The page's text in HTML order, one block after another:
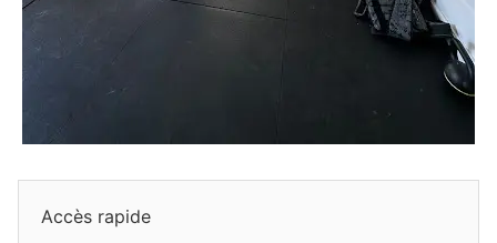
Accès rapide